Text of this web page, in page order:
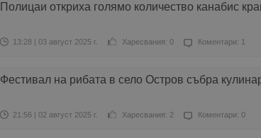
Полицаи откриха голямо количество канабис
13:28 | 03 август 2025 г. Харесвания: 0 Коментари: 1
Фестивал на рибата в село Остров събра
21:56 | 02 август 2025 г. Харесвания: 2 Коментари: 0